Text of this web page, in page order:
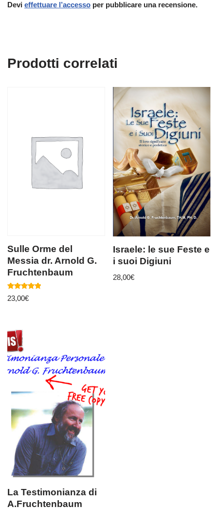
Devi effettuare l’accesso per pubblicare una recensione.
Prodotti correlati
Sulle Orme del
Messia dr. Arnold G.
Fruchtenbaum
Valutato
5.00
23,00€
Israele: le sue Feste e
i suoi Digiuni
28,00€
La Testimonianza di
A.Fruchtenbaum